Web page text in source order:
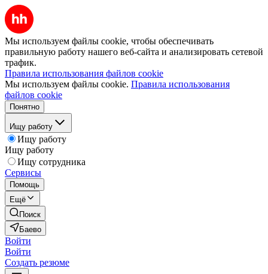
Мы используем файлы cookie, чтобы обеспечивать
правильную работу нашего веб-сайта и анализировать сетевой
трафик.
Правила использования файлов cookie
Мы используем файлы cookie. Правила использования
файлов cookie
Понятно
Ищу работу
Ищу работу
Ищу работу
Ищу сотрудника
Сервисы
Помощь
Ещё
Поиск
Баево
Войти
Войти
Создать резюме